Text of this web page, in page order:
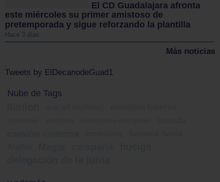
El CD Guadalajara afronta
este miércoles su primer amistoso de
pretemporada y sigue reforzando la plantilla
Hace 3 días
Más noticias
Tweets by ElDecanodeGuad1
Nube de Tags